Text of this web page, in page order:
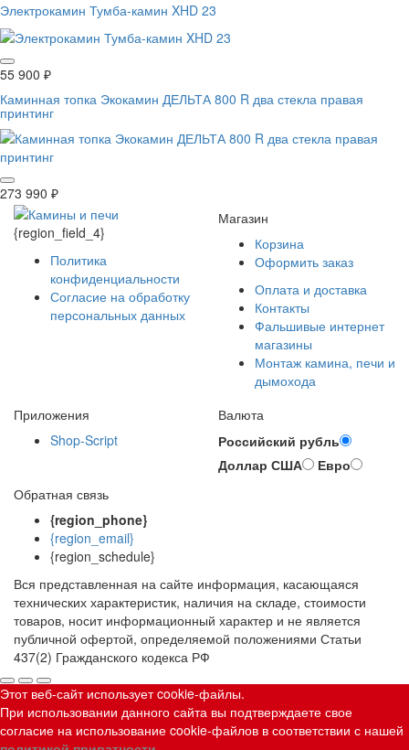
Электрокамин Тумба-камин XHD 23
55 900 ₽
Каминная топка Экокамин ДЕЛЬТА 800 R два стекла правая
принтинг
273 990 ₽
{region_field_4}
Политика
конфиденциальности
Согласие на обработку
персональных данных
Магазин
Корзина
Оформить заказ
Оплата и доставка
Контакты
Фальшивые интернет
магазины
Монтаж камина, печи и
дымохода
Приложения
Shop-Script
Валюта
Российский рубль
Доллар США
Евро
Обратная связь
{region_phone}
{region_email}
{region_schedule}
Вся представленная на сайте информация, касающаяся
технических характеристик, наличия на складе, стоимости
товаров, носит информационный характер и не является
публичной офертой, определяемой положениями Статьи
437(2) Гражданского кодекса РФ
Этот веб-сайт использует cookie-файлы.
При использовании данного сайта вы подтверждаете свое
согласие на использование cookie-файлов в соответствии с нашей